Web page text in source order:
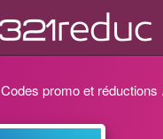
Codes promo et réductions